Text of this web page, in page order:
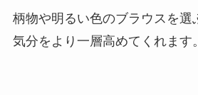
柄物や明るい色のブラウスを選
気分をより一層高めてくれます。